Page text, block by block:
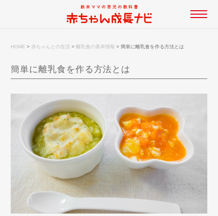
HOME > 赤ちゃんとの生活 >離乳食の基本情報 >簡単に離乳食を作る方法とは
簡単に離乳食を作る方法とは